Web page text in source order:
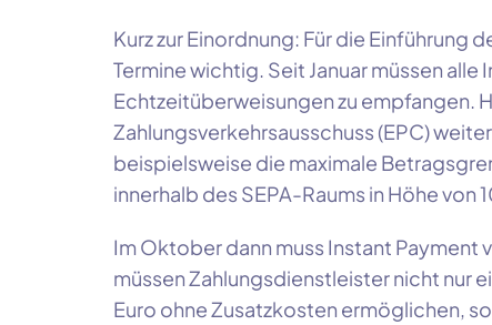
Kurz zur Einordnung: Für die Einführung
Termine wichtig. Seit Januar müssen alle
Echtzeitüberweisungen zu empfangen.
Zahlungsverkehrsausschuss (EPC)
beispielsweise die maximale
innerhalb des SEPA-Raums in Höhe
Im Oktober dann muss Instant Payment
müssen Zahlungsdienstleister nicht nur
Euro ohne Zusatzkosten ermöglichen,